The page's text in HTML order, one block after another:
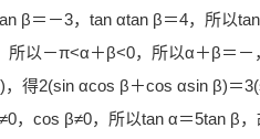
β＝－3，tan αtan β＝4，所以
所以－π<α＋β<0，所以α＋β＝
，得2(sin αcos β＋cos αsin β)＝
，cos β≠0，所以tan α＝5tan β